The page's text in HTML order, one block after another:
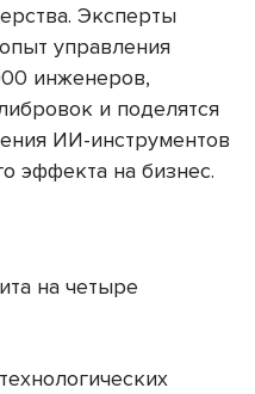
Эксперты
управления
инженеров,
и поделятся
ИИ-инструментов
эффекта на бизнес.
на четыре